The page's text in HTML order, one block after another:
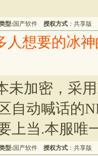
型: 国产软件 授权方式：共享版
人想要的冰
未加密，采
自动喊话的
上当.本服唯
型: 国产软件 授权方式：共享版